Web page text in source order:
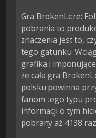
Gra BrokenLore:
pobrania to
znaczenia jest to,
tego gatunku.
grafika i
że cała gra
polsku powinna
fanom tego typu
informacji o tym
pobrany aż 4138